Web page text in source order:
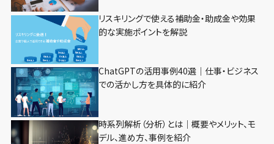
リスキリングで使える補助金・助成金や効果
的な実施ポイントを解説
ChatGPTの活用事例40選｜仕事・ビジネス
での活かし方を具体的に紹介
時系列解析（分析）とは｜概要やメリット、モ
デル、進め方、事例を紹介